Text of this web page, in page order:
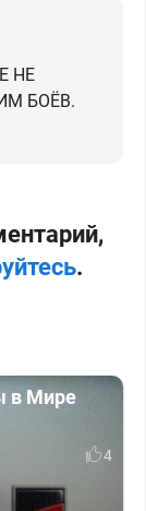
НЕ
БОЁВ.
.
в Мире
4